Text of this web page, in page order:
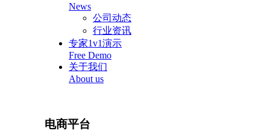
News
公司动态
行业资讯
专家1v1演示
Free Demo
关于我们
About us
电商平台